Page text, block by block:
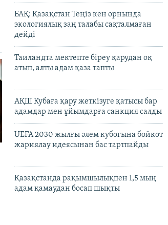
БАҚ: Қазақстан Теңіз кен орнында
экологиялық заң талабы сақталмаған
дейді
Таиландта мектепте біреу қарудан оқ
атып, алты адам қаза тапты
АҚШ Кубаға қару жеткізуге қатысы бар
адамдар мен ұйымдарға санкция салды
UEFA 2030 жылғы әлем кубогына бойкот
жариялау идеясынан бас тартпайды
Қазақстанда рақымшылықпен 1,5 мың
адам қамаудан босап шықты